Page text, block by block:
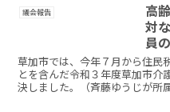
議会報告
高
対
員
草加市では、今年７月から住民
とを含んだ令和３年度草加市介
決しました。（斉藤ゆうじが所